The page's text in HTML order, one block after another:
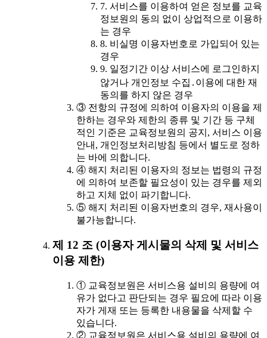
7. 서비스를 이용하여 얻은 정보를 교육
정보원의 동의 없이 상업적으로 이용하
는 경우
8. 비실명 이용자번호로 가입되어 있는
경우
9. 일정기간 이상 서비스에 로그인하지
않거나 개인정보 수집․이용에 대한 재
동의를 하지 않은 경우
③ 전항의 규정에 의하여 이용자의 이용을 제
한하는 경우와 제한의 종류 및 기간 등 구체
적인 기준은 교육정보원의 공지, 서비스 이용
안내, 개인정보처리방침 등에서 별도로 정하
는 바에 의합니다.
④ 해지 처리된 이용자의 정보는 법령의 규정
에 의하여 보존할 필요성이 있는 경우를 제외
하고 지체 없이 파기합니다.
⑤ 해지 처리된 이용자번호의 경우, 재사용이
불가능합니다.
제 12 조 (이용자 게시물의 삭제 및 서비스
이용 제한)
① 교육정보원은 서비스용 설비의 용량에 여
유가 없다고 판단되는 경우 필요에 따라 이용
자가 게재 또는 등록한 내용물을 삭제할 수
있습니다.
② 교육정보원은 서비스용 설비의 용량에 여